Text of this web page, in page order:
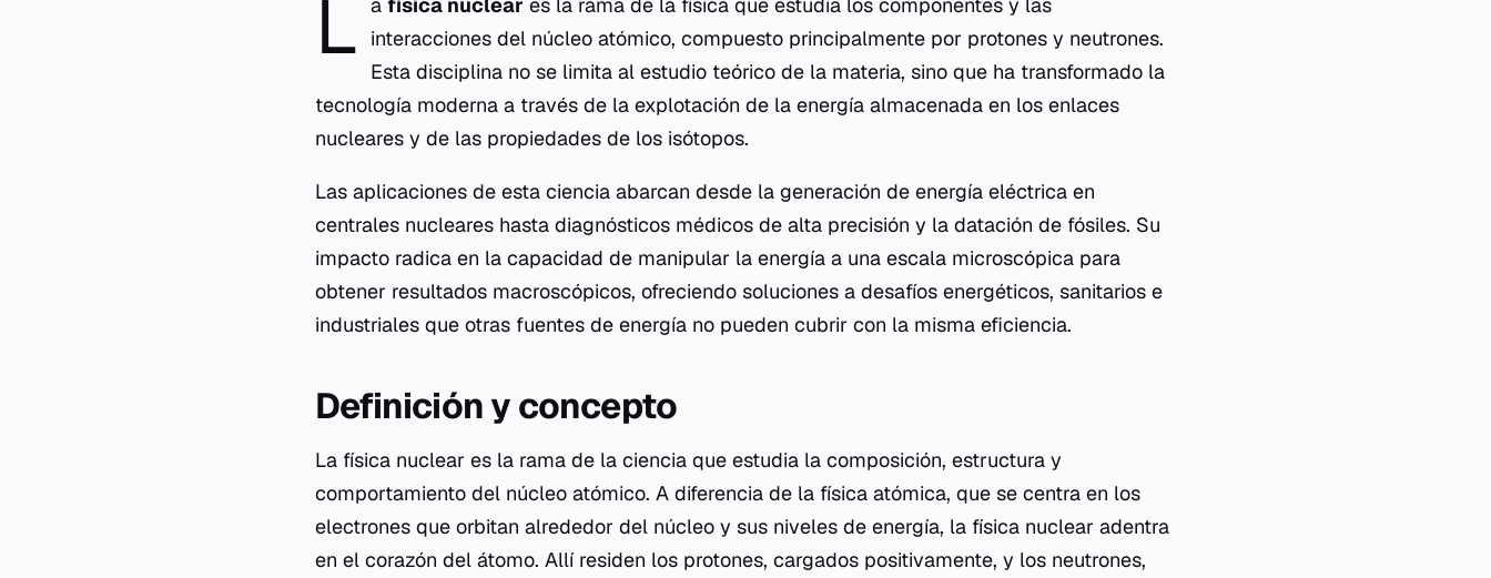
L
interacciones del núcleo atómico, compuesto principalmente por protones y neutrones.
Esta disciplina no se limita al estudio teórico de la materia, sino que ha transformado la
tecnología moderna a través de la explotación de la energía almacenada en los enlaces
nucleares y de las propiedades de los isótopos.
Las aplicaciones de esta ciencia abarcan desde la generación de energía eléctrica en
centrales nucleares hasta diagnósticos médicos de alta precisión y la datación de fósiles. Su
impacto radica en la capacidad de manipular la energía a una escala microscópica para
obtener resultados macroscópicos, ofreciendo soluciones a desafíos energéticos, sanitarios e
industriales que otras fuentes de energía no pueden cubrir con la misma eficiencia.
Definición y concepto
La física nuclear es la rama de la ciencia que estudia la composición, estructura y
comportamiento del núcleo atómico. A diferencia de la física atómica, que se centra en los
electrones que orbitan alrededor del núcleo y sus niveles de energía, la física nuclear adentra
en el corazón del átomo. Allí residen los protones, cargados positivamente, y los neutrones,